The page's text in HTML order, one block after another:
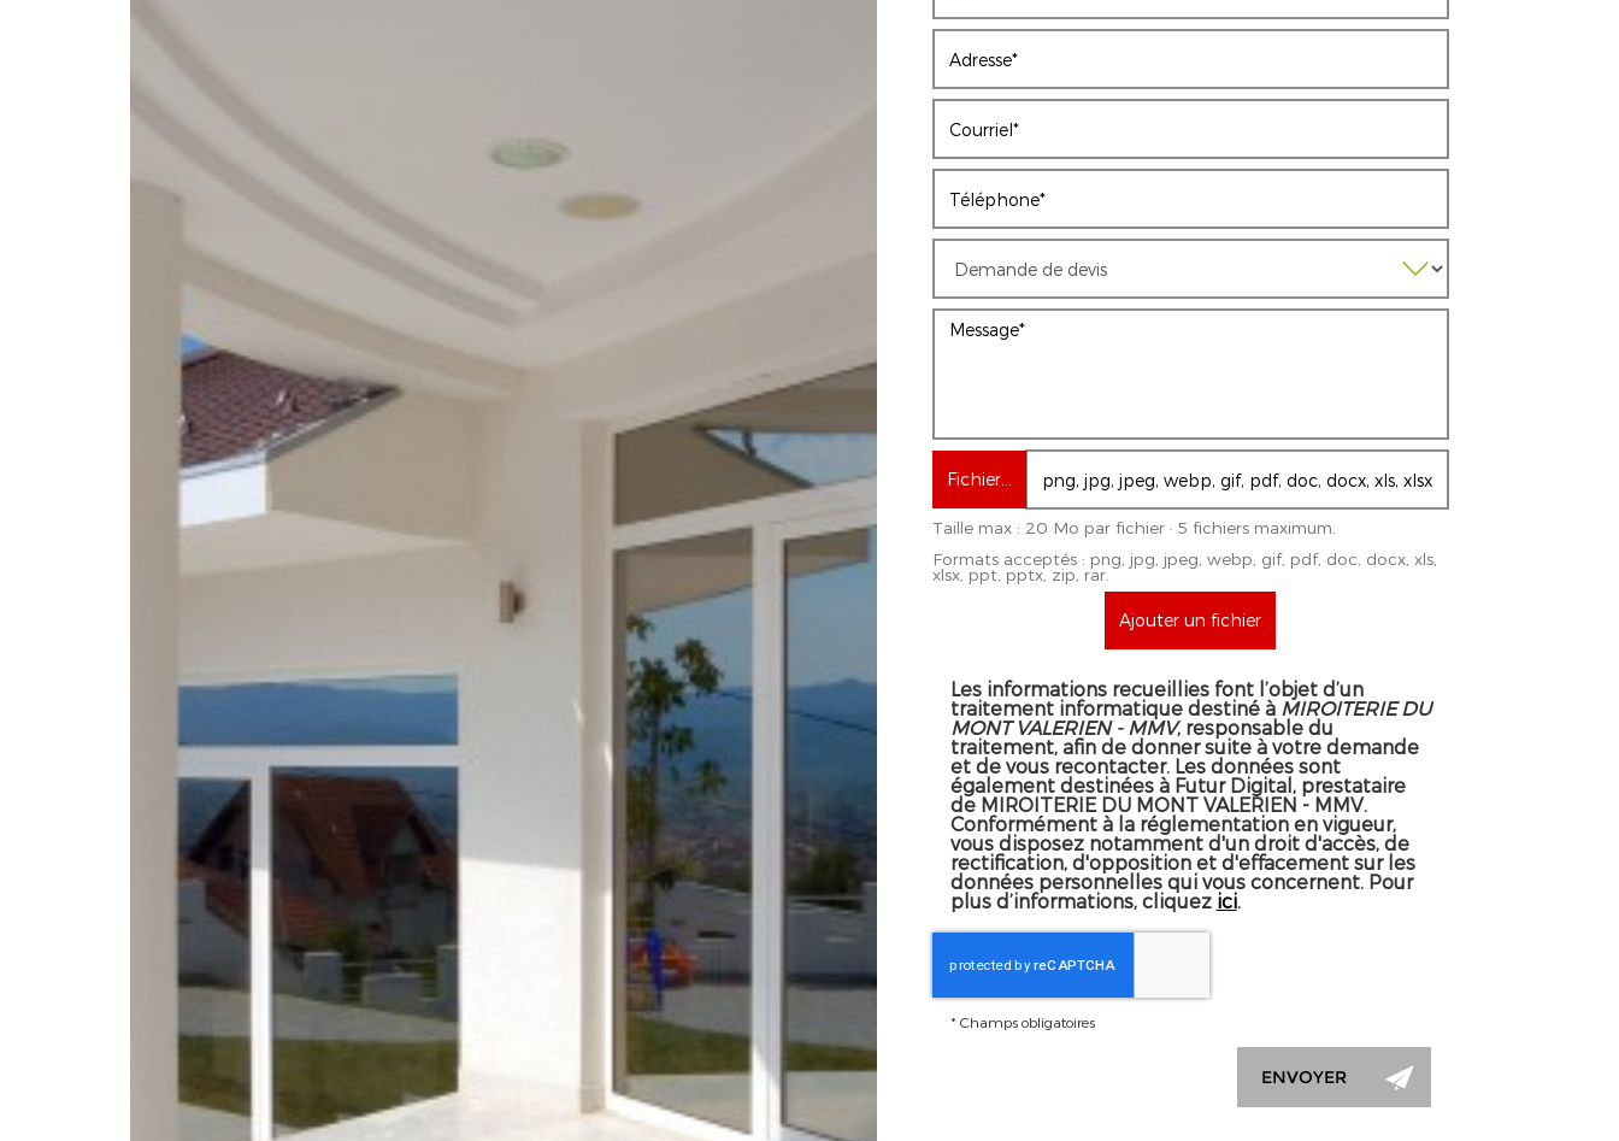
Fichier…
Taille max : 20 Mo par fichier · 5 fichiers maximum.
Formats acceptés : png, jpg, jpeg, webp, gif, pdf, doc, docx, xls,
xlsx, ppt, pptx, zip, rar.
Ajouter un fichier
Les informations recueillies font l’objet d’un
traitement informatique destiné àMIROITERIE DU
MONT VALERIEN - MMV, responsable du
traitement, afin de donner suite à votre demande
et de vous recontacter. Les données sont
également destinées à Futur Digital, prestataire
de MIROITERIE DU MONT VALERIEN - MMV.
Conformément à la réglementation en vigueur,
vous disposez notamment d'un droit d'accès, de
rectification, d'opposition et d'effacement sur les
données personnelles qui vous concernent. Pour
plus d’informations, cliquez ici.
* Champs obligatoires